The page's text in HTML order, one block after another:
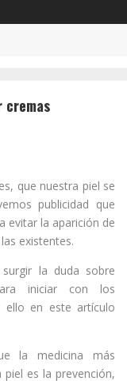
cremas
que nuestra piel se
publicidad que
evitar la aparición de
existentes.
la duda sobre
iniciar con los
ello en este artículo
la medicina más
es la prevención,